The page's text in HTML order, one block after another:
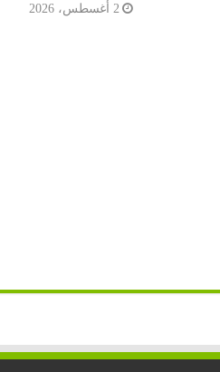
2 أغسطس، 2026